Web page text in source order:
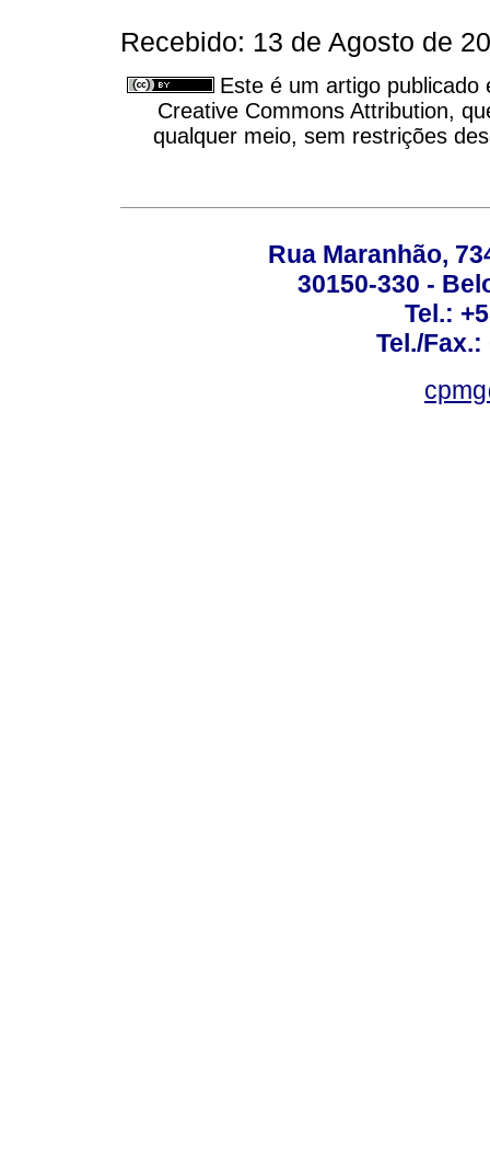
Recebido: 13 de Agosto de
Este é um artigo publicado
Creative Commons Attribution,
qualquer meio, sem restrições
Rua Maranhão,
30150-330 -
Tel.:
Tel./Fax.: